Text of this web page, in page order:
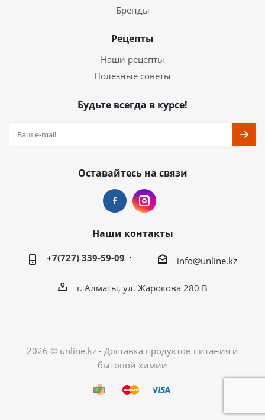
Бренды
Рецепты
Наши рецепты
Полезные советы
Будьте всегда в курсе!
Оставайтесь на связи
Наши контакты
+7(727) 339-59-09 info@unline.kz
г. Алматы, ул. Жарокова 280 В
2026 © unline.kz - Доставка продуктов питания и
бытовой химии